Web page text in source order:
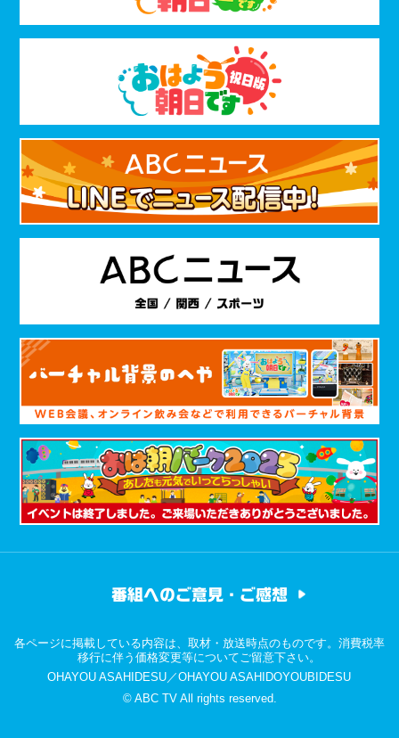
番組へのご意見・ご感想
各ページに掲載している内容は、取材・放送時点のものです。消費税率
移行に伴う価格変更等についてご留意下さい。
OHAYOU ASAHIDESU／OHAYOU ASAHIDOYOUBIDESU
© ABC TV All rights reserved.